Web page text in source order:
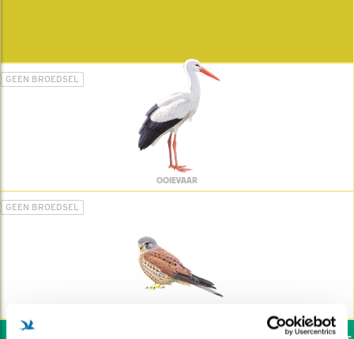
GEEN BROEDSEL
OOIEVAAR
GEEN BROEDSEL